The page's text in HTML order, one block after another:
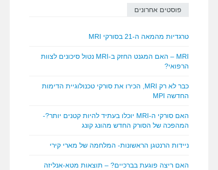
פוסטים אחרונים
טרגדיות מהמאה ה-21 בסורקי MRI
MRI – האם המגנט החזק ב-MRI נטול סיכונים לצוות
הרפואי?
כבר לא רק MRI, הכירו את סורקי טכנולוגיית הדימות
החדשה MPI
האם סורקי ה-MRI יוכלו בעתיד להיות קטנים יותר?-
המהפכה של הסורק החדש מהונג קונג
ניידות הרנטגן הראשונות- המלחמה של מארי קירי
האם ריצה פוגעת בברכיים? – תוצאות מטא-אנליזה